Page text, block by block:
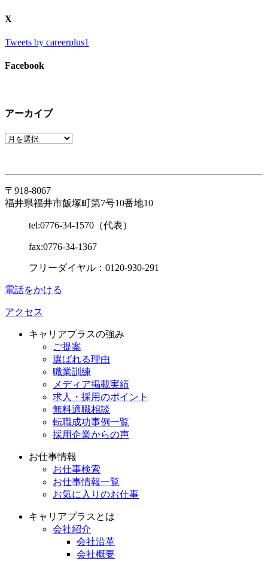
X
Tweets by careerplus1
Facebook
アーカイブ
〒918-8067
福井県福井市飯塚町第7号10番地10
tel:0776-34-1570（代表）
fax:0776-34-1367
フリーダイヤル：0120-930-291
電話をかける
アクセス
キャリアプラスの強み
ご提案
選ばれる理由
職業訓練
メディア掲載実績
求人・採用のポイント
無料適職相談
転職成功事例一覧
採用企業からの声
お仕事情報
お仕事検索
お仕事情報一覧
お気に入りのお仕事
キャリアプラスとは
会社紹介
会社沿革
会社概要